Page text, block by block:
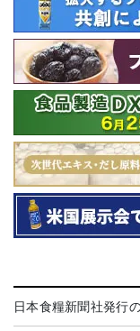
日本食糧新聞社発行